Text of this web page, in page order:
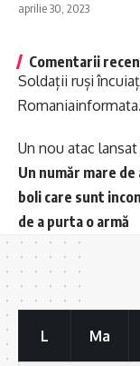
aprilie 30, 2023
Comentarii
Soldații ruși
Un nou atac
Un număr mare
boli care sunt
de a purta o armă
L Ma